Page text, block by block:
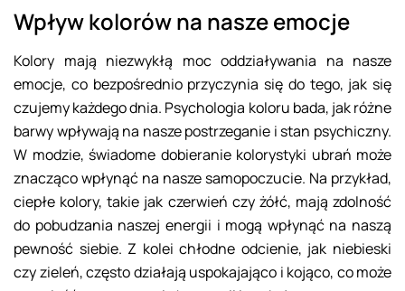
Wpływ kolorów na nasze emocje
Kolory mają niezwykłą moc oddziaływania na nasze
emocje, co bezpośrednio przyczynia się do tego, jak się
czujemy każdego dnia. Psychologia koloru bada, jak różne
barwy wpływają na nasze postrzeganie i stan psychiczny.
W modzie, świadome dobieranie kolorystyki ubrań może
znacząco wpłynąć na nasze samopoczucie. Na przykład,
ciepłe kolory, takie jak czerwień czy żółć, mają zdolność
do pobudzania naszej energii i mogą wpłynąć na naszą
pewność siebie. Z kolei chłodne odcienie, jak niebieski
czy zieleń, często działają uspokajająco i kojąco, co może